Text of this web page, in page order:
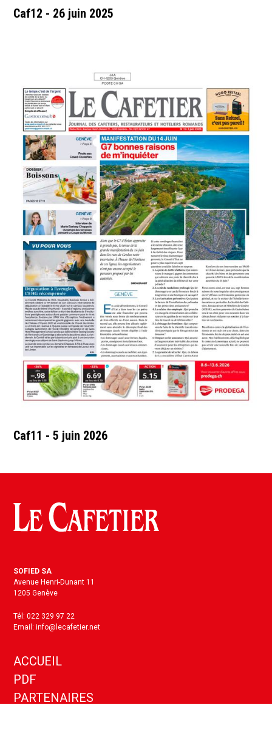
Caf12 - 26 juin 2025
Caf11 - 5 juin 2026
SOFIED SA
Avenue Henri-Dunant 11
1205 Genève
Tél: 022 329 97 22
Email: info@lecafetier.net
ACCUEIL
PDF
PARTENAIRES